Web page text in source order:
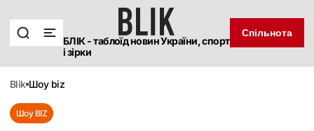
БЛІК - таблоїд новин України, спорт
і зірки
Спільнота
blik шоу biz
Шоу BIZ